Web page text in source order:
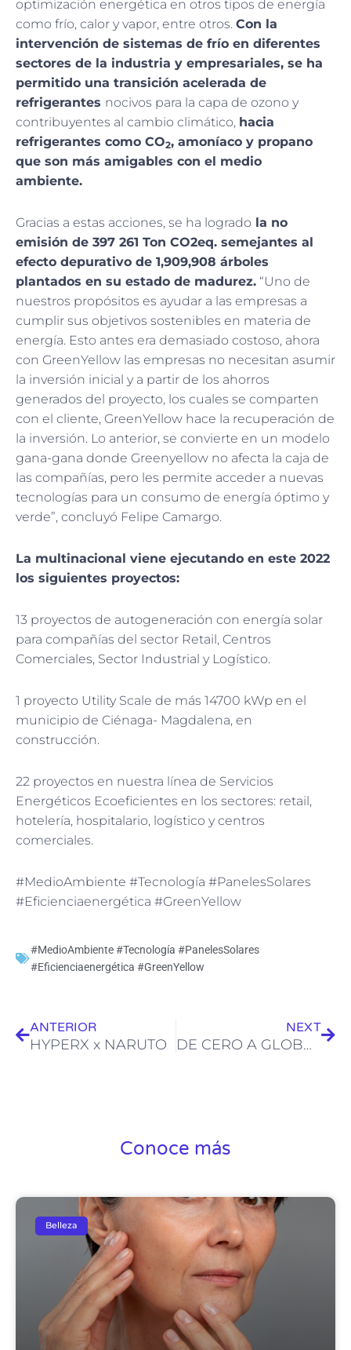
optimización energética en otros tipos de energía
como frío, calor y vapor, entre otros. Con la
intervención de sistemas de frío en diferentes
sectores de la industria y empresariales, se ha
permitido una transición acelerada de
refrigerantes nocivos para la capa de ozono y
contribuyentes al cambio climático, hacia
refrigerantes como CO2, amoníaco y propano
que son más amigables con el medio
ambiente.
Gracias a estas acciones, se ha logrado la no
emisión de 397 261 Ton CO2eq. semejantes al
efecto depurativo de 1,909,908 árboles
plantados en su estado de madurez. “Uno de
nuestros propósitos es ayudar a las empresas a
cumplir sus objetivos sostenibles en materia de
energía. Esto antes era demasiado costoso, ahora
con GreenYellow las empresas no necesitan asumir
la inversión inicial y a partir de los ahorros
generados del proyecto, los cuales se comparten
con el cliente, GreenYellow hace la recuperación de
la inversión. Lo anterior, se convierte en un modelo
gana-gana donde Greenyellow no afecta la caja de
las compañías, pero les permite acceder a nuevas
tecnologías para un consumo de energía óptimo y
verde”, concluyó Felipe Camargo.
La multinacional viene ejecutando en este 2022
los siguientes proyectos:
13 proyectos de autogeneración con energía solar
para compañías del sector Retail, Centros
Comerciales, Sector Industrial y Logístico.
1 proyecto Utility Scale de más 14700 kWp en el
municipio de Ciénaga- Magdalena, en
construcción.
22 proyectos en nuestra línea de Servicios
Energéticos Ecoeficientes en los sectores: retail,
hotelería, hospitalario, logístico y centros
comerciales.
#MedioAmbiente #Tecnología #PanelesSolares
#Eficienciaenergética #GreenYellow
#MedioAmbiente #Tecnología #PanelesSolares
#Eficienciaenergética #GreenYellow
ANTERIOR
HYPERX x NARUTO
NEXT
DE CERO A GLOBAL
Conoce más
Belleza